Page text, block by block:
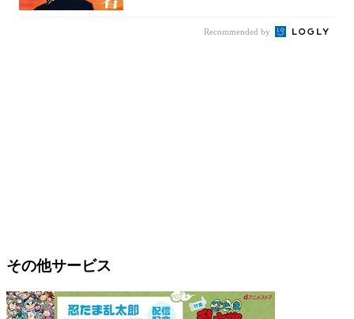
Recommended by
その他サービス